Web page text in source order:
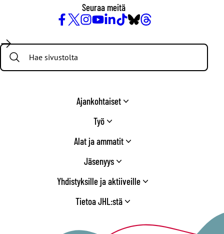
Seuraa meitä
/
Twitter
Search:
Ajankohtaiset
Työ
Alat ja ammatit
Jäsenyys
Yhdistyksille ja aktiiveille
Tietoa JHL:stä